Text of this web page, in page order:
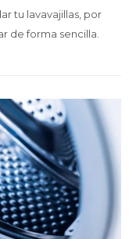
tu lavavajillas, por
de forma sencilla.